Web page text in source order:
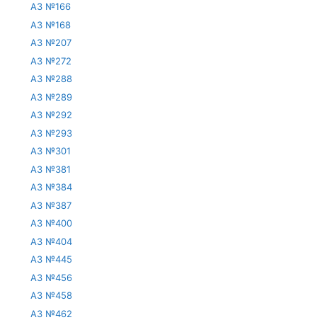
АЗ №166
АЗ №168
АЗ №207
АЗ №272
АЗ №288
АЗ №289
АЗ №292
АЗ №293
АЗ №301
АЗ №381
АЗ №384
АЗ №387
АЗ №400
АЗ №404
АЗ №445
АЗ №456
АЗ №458
АЗ №462